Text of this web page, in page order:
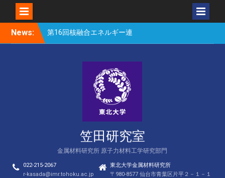
News:
第16回核融合エネルギー連
合講演会（笠田、Park、
村、Lee、He、Bae）
楽しい理科のはなし（仙台
市立松森小学校）
第16回核融合エネルギー連
合講演会若手優秀発表賞
笠田研究室
金属材料研究所 原子力材料工学研究部門
022-215-2067
r-kasada@imr.tohoku.ac.jp
東北大学金属材料研究所
〒980-8577 仙台市青葉区片平２－１－１